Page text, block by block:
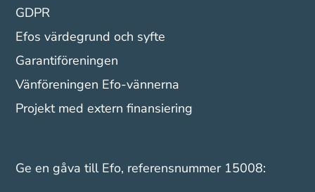
GDPR
Efos värdegrund och syfte
Garantiföreningen
Vänföreningen Efo-vännerna
Projekt med extern finansiering
Ge en gåva till Efo, referensnummer 15008: